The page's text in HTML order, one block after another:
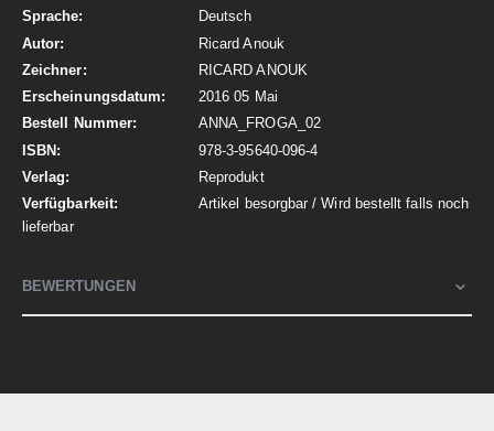
Deutsch
Ricard Anouk
RICARD ANOUK
2016 05 Mai
ANNA_FROGA_02
978-3-95640-096-4
Reprodukt
Artikel besorgbar / Wird bestellt falls noch
lieferbar
BEWERTUNGEN